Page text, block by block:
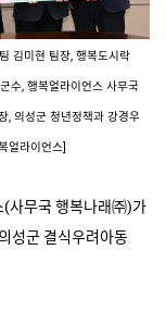
김미현 팀장, 행복도시락
수, 행복얼라이언스 사무국
, 의성군 청년정책과 강경우
얼라이언스]
(사무국 행복나래㈜)가
성군 결식우려아동